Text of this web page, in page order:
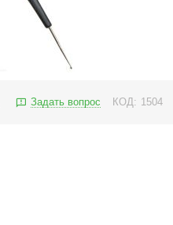
Задать вопрос КОД: 1504